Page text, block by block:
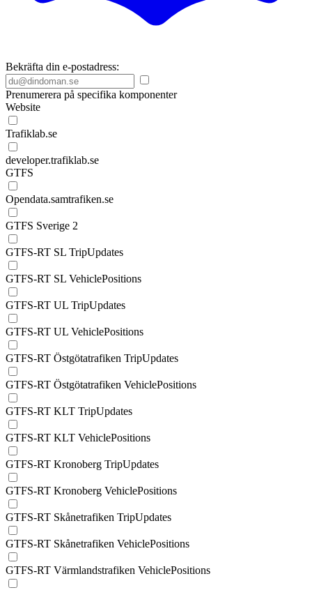
Bekräfta din e-postadress:
Prenumerera på specifika komponenter
Website
Trafiklab.se
developer.trafiklab.se
GTFS
Opendata.samtrafiken.se
GTFS Sverige 2
GTFS-RT SL TripUpdates
GTFS-RT SL VehiclePositions
GTFS-RT UL TripUpdates
GTFS-RT UL VehiclePositions
GTFS-RT Östgötatrafiken TripUpdates
GTFS-RT Östgötatrafiken VehiclePositions
GTFS-RT KLT TripUpdates
GTFS-RT KLT VehiclePositions
GTFS-RT Kronoberg TripUpdates
GTFS-RT Kronoberg VehiclePositions
GTFS-RT Skånetrafiken TripUpdates
GTFS-RT Skånetrafiken VehiclePositions
GTFS-RT Värmlandstrafiken VehiclePositions